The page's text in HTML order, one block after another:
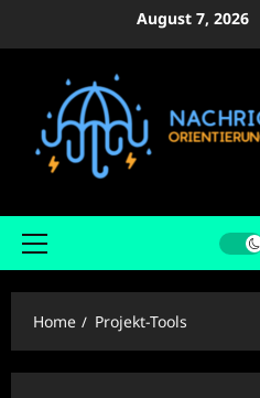
August 7, 2026
Primary
Home Projekt-Tools